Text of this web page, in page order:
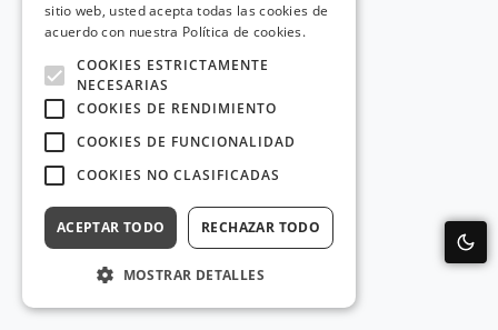
sitio web, usted acepta todas las cookies de
acuerdo con nuestra Política de cookies.
COOKIES ESTRICTAMENTE
NECESARIAS
COOKIES DE RENDIMIENTO
COOKIES DE FUNCIONALIDAD
COOKIES NO CLASIFICADAS
ACEPTAR TODO RECHAZAR TODO
MOSTRAR DETALLES